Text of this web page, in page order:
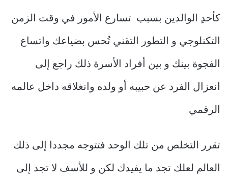
كأحدِ الوالدين بسبب تسارع الأمور في وقت الزمن
التكنلوجي و التطور التقني تُحس بضياعك واتساع
الفجوة بينك و بين أفراد الأسرة ذلك راجع إلى
انعزال الفرد عن حبيبه أو ولده وانغلاقه داخل عالمه
الرقمي
تقرر التخلص من تلك الوحد فتتوجه مجددا إلى ذلك
العالم لعلك تجد ما يفيدك لكن و للأسف لا تجد إلى